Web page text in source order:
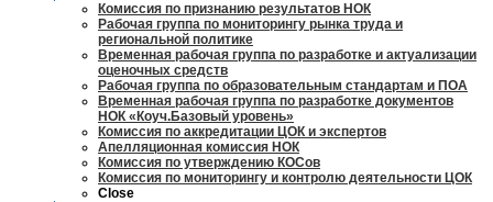
Комиссия по признанию результатов НОК
Рабочая группа по мониторингу рынка труда и
региональной политике
Временная рабочая группа по разработке и актуализации
оценочных средств
Рабочая группа по образовательным стандартам и ПОА
Временная рабочая группа по разработке документов
НОК «Коуч.Базовый уровень»
Комиссия по аккредитации ЦОК и экспертов
Апелляционная комиссия НОК
Комиссия по утверждению КОСов
Комиссия по мониторингу и контролю деятельности ЦОК
Close